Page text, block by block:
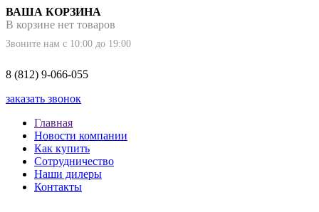
ВАША КОРЗИНА
В корзине нет товаров
Звоните нам с 10:00 до 19:00
8 (812) 9-066-055
заказать звонок
Главная
Новости компании
Как купить
Сотрудничество
Наши дилеры
Контакты